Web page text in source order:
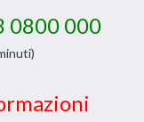
0800 000